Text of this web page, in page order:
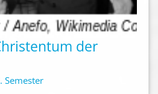
der
Semester